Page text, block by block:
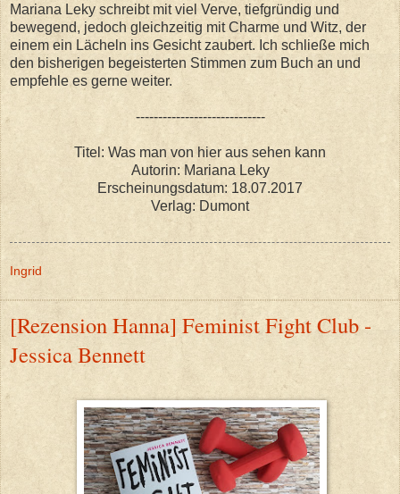
Mariana Leky schreibt mit viel Verve, tiefgründig und
bewegend, jedoch gleichzeitig mit Charme und Witz, der
einem ein Lächeln ins Gesicht zaubert. Ich schließe mich
den bisherigen begeisterten Stimmen zum Buch an und
empfehle es gerne weiter.
-----------------------------
Titel: Was man von hier aus sehen kann
Autorin: Mariana Leky
Erscheinungsdatum: 18.07.2017
Verlag: Dumont
Ingrid
[Rezension Hanna] Feminist Fight Club -
Jessica Bennett